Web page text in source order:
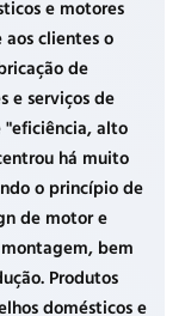
e motores
clientes o
de
e serviços de
"eficiência, alto
há muito
o princípio de
de motor e
bem
Produtos
domésticos e